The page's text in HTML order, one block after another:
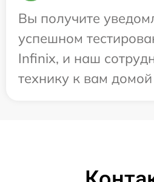
Вы получите
успешном
Infinix, и наш
технику к вам